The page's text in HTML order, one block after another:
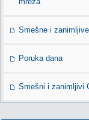
Smešne i
Poruka dana
Smešni i zanimljivi